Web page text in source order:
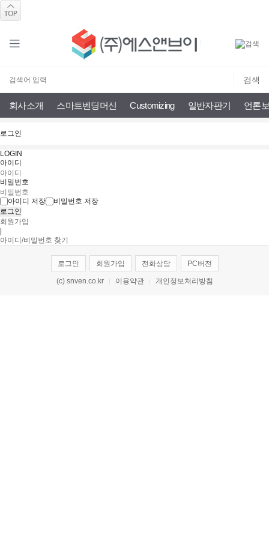
회사소개 스마트벤딩머신 Customizing 일반자판기 언론
로그인
LOGIN
아이디
비밀번호
아이디 저장 비밀번호 저장
회원가입
|
아이디/비밀번호 찾기
로그인 회원가입 전화상담 PC버전
(c) snven.co.kr 이용약관 개인정보처리방침